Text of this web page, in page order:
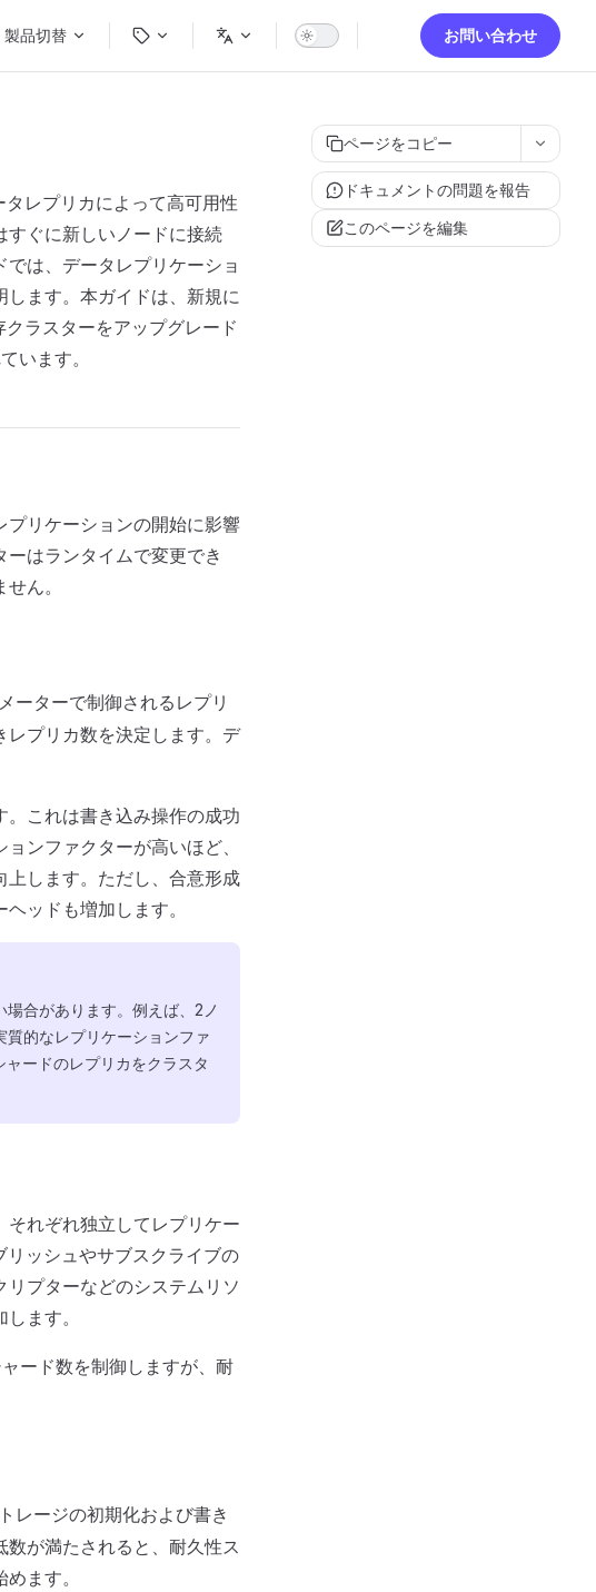
製品切替 お問い合わせ
ページをコピー
ドキュメントの問題を報告
このページを編集
レプリカによって高可用性
すぐに新しいノードに接続
は、データレプリケーショ
ます。本ガイドは、新規に
ラスターをアップグレード
います。
プリケーションの開始に影響
はランタイムで変更でき
ん。
ーターで制御されるレプリ
プリカ数を決定します。デ
これは書き込み操作の成功
ンファクターが高いほど、
上します。ただし、合意形成
ッドも増加します。
合があります。例えば、2ノ
的なレプリケーションファ
ードのレプリカをクラスタ
れぞれ独立してレプリケー
ッシュやサブスクライブの
プターなどのシステムリソ
ます。
ード数を制御しますが、耐
レージの初期化および書き
が満たされると、耐久性ス
ます。